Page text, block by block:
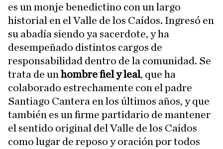
es un monje benedictino con un largo
historial en el Valle de los Caídos. Ingresó en
su abadía siendo ya sacerdote, y ha
desempeñado distintos cargos de
responsabilidad dentro de la comunidad. Se
trata de un hombre fiel y leal, que ha
colaborado estrechamente con el padre
Santiago Cantera en los últimos años, y que
también es un firme partidario de mantener
el sentido original del Valle de los Caídos
como lugar de reposo y oración por todos